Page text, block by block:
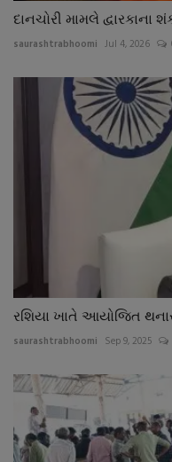
દાનચોરી મામલે દ્વારકાના
saurashtrabhoomi Jul 4, 2026
રશિયા ખાતે આયોજિત
saurashtrabhoomi Sep 9, 2025